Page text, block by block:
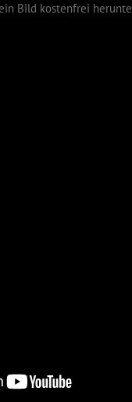
Bild kostenfrei